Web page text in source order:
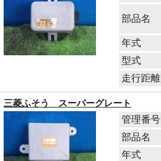
部品名
年式
型式
走行距離
三菱ふそう スーパーグレート
管理番号
部品名
年式